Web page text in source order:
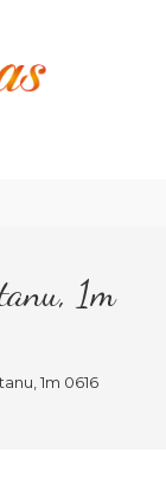
1m
1m 0616